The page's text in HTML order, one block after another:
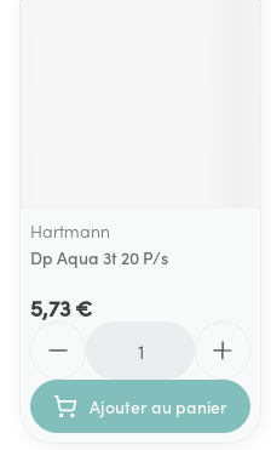
Hartmann
Dp Aqua 3t 20 P/s
5,73 €
Ajouter au panier